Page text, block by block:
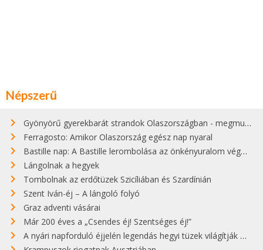
Népszerű
Gyönyörű gyerekbarát strandok Olaszországban - megmutatjuk a 15 legjobbat
Ferragosto: Amikor Olaszország egész nap nyaral
Bastille nap: A Bastille lerombolása az önkényuralom végét jelentette
Lángolnak a hegyek
Tombolnak az erdőtüzek Szicíliában és Szardínián
Szent Iván-éj – A lángoló folyó
Graz adventi vásárai
Már 200 éves a „Csendes éj! Szentséges éj!”
A nyári napforduló éjjelén legendás hegyi tüzek világítják meg Zugspitzét